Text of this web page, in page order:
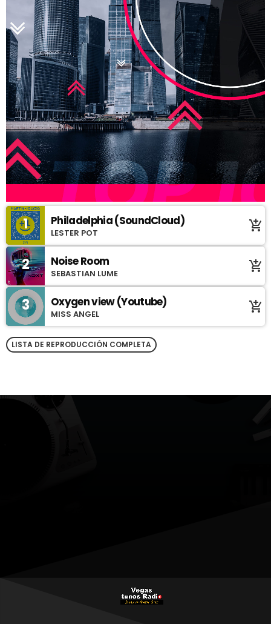
1 Philadelphia (SoundCloud)
LESTER POT add_shopping_cart
2 Noise Room
SEBASTIAN LUME add_shopping_cart
3 Oxygen view (Youtube)
MISS ANGEL add_shopping_cart
LISTA DE REPRODUCCIÓN COMPLETA